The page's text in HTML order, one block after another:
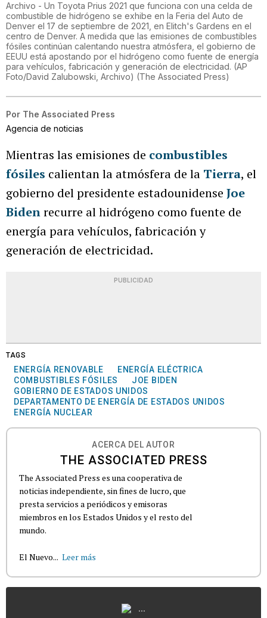
Archivo - Un Toyota Prius 2021 que funciona con una celda de
combustible de hidrógeno se exhibe en la Feria del Auto de
Denver el 17 de septiembre de 2021, en Elitch's Gardens en el
centro de Denver. A medida que las emisiones de combustibles
fósiles continúan calentando nuestra atmósfera, el gobierno de
EEUU está apostando por el hidrógeno como fuente de energía
para vehículos, fabricación y generación de electricidad. (AP
Foto/David Zalubowski, Archivo) (The Associated Press)
Por The Associated Press
Agencia de noticias
Mientras las emisiones de combustibles
fósiles calientan la atmósfera de la Tierra, el
gobierno del presidente estadounidense Joe
Bidenrecurre al hidrógeno como fuente de
energía para vehículos, fabricación y
generación de electricidad.
PUBLICIDAD
TAGS
ENERGÍA RENOVABLE
ENERGÍA ELÉCTRICA
COMBUSTIBLES FÓSILES
JOE BIDEN
GOBIERNO DE ESTADOS UNIDOS
DEPARTAMENTO DE ENERGÍA DE ESTADOS UNIDOS
ENERGÍA NUCLEAR
ACERCA DEL AUTOR
THE ASSOCIATED PRESS
The Associated Press es una cooperativa de
noticias independiente, sin fines de lucro, que
presta servicios a periódicos y emisoras
miembros en los Estados Unidos y el resto del
mundo.
El Nuevo... Leer más
...